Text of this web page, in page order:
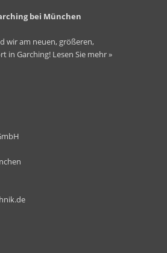
bei München
wir am neuen, größeren,
in Garching! Lesen Sie mehr »